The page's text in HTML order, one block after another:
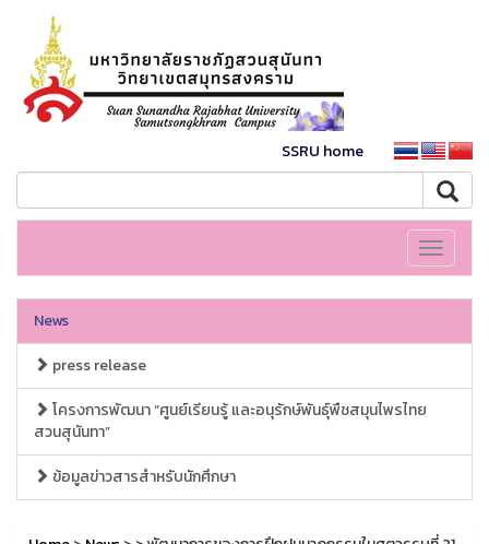
SSRU home
Toggle
News
press release
โครงการพัฒนา “ศูนย์เรียนรู้ และอนุรักษ์พันธุ์พืชสมุนไพรไทย
สวนสุนันทา”
ข้อมูลข่าวสารสำหรับนักศึกษา